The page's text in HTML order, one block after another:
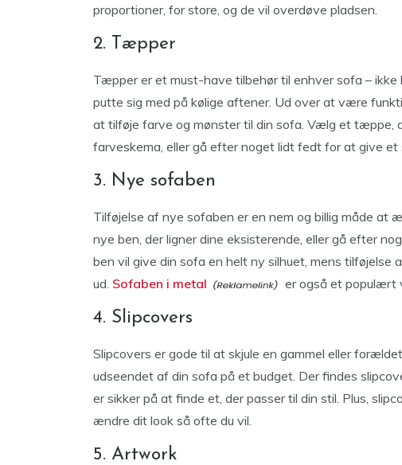
proportioner, for store, og de vil overdøve pladsen.
2. Tæpper
Tæpper er et must-have tilbehør til enhver sofa –
putte sig med på kølige aftener. Ud over at være
at tilføje farve og mønster til din sofa. Vælg et tæppe,
farveskema, eller gå efter noget lidt fedt for at give et
3. Nye sofaben
Tilføjelse af nye sofaben er en nem og billig måde at
nye ben, der ligner dine eksisterende, eller gå efter
ben vil give din sofa en helt ny silhuet, mens
ud. Sofaben i metal er også et populært
4. Slipcovers
Slipcovers er gode til at skjule en gammel eller
udseendet af din sofa på et budget. Der findes
er sikker på at finde et, der passer til din stil. Plus,
ændre dit look så ofte du vil.
5. Artwork